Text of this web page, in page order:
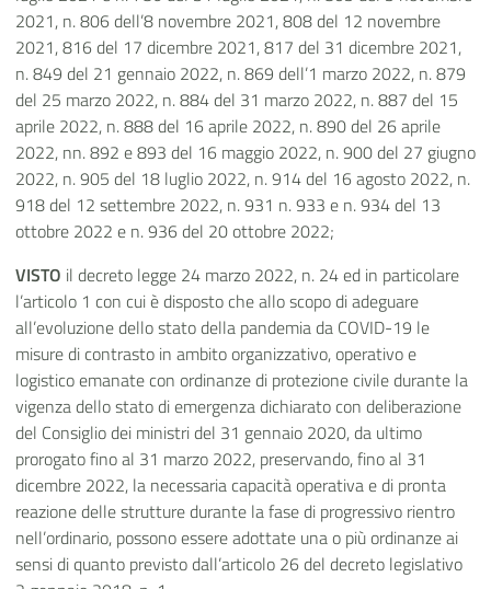
2021, n. 806 dell’8 novembre 2021, 808 del 12 novembre
2021, 816 del 17 dicembre 2021, 817 del 31 dicembre 2021,
n. 849 del 21 gennaio 2022, n. 869 dell’1 marzo 2022, n. 879
del 25 marzo 2022, n. 884 del 31 marzo 2022, n. 887 del 15
aprile 2022, n. 888 del 16 aprile 2022, n. 890 del 26 aprile
2022, nn. 892 e 893 del 16 maggio 2022, n. 900 del 27 giugno
2022, n. 905 del 18 luglio 2022, n. 914 del 16 agosto 2022, n.
918 del 12 settembre 2022, n. 931 n. 933 e n. 934 del 13
ottobre 2022 e n. 936 del 20 ottobre 2022;
VISTO il decreto legge 24 marzo 2022, n. 24 ed in particolare
l’articolo 1 con cui è disposto che allo scopo di adeguare
all’evoluzione dello stato della pandemia da COVID-19 le
misure di contrasto in ambito organizzativo, operativo e
logistico emanate con ordinanze di protezione civile durante la
vigenza dello stato di emergenza dichiarato con deliberazione
del Consiglio dei ministri del 31 gennaio 2020, da ultimo
prorogato fino al 31 marzo 2022, preservando, fino al 31
dicembre 2022, la necessaria capacità operativa e di pronta
reazione delle strutture durante la fase di progressivo rientro
nell’ordinario, possono essere adottate una o più ordinanze ai
sensi di quanto previsto dall’articolo 26 del decreto legislativo